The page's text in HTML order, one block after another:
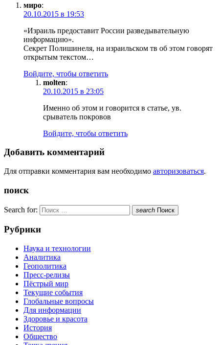
миро:
20.10.2015 в 19:53
«Израиль предоставит России разведывательную
информацию».
Секрет Полишинеля, на израильском тв об этом говорят
открытым текстом…
Войдите, чтобы ответить
molten:
20.10.2015 в 23:05
Именно об этом и говорится в статье, ув.
срыватель покровов
Войдите, чтобы ответить
Добавить комментарий
Для отправки комментария вам необходимо авторизоваться.
поиск
Search for: search Поиск
Рубрики
Наука и технологии
Аналитика
Геополитика
Пресс-релизы
Пёстрый мир
Текущие события
Глобальные вопросы
Для информации
Здоровье и красота
История
Общество